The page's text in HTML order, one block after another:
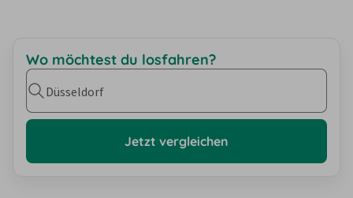
Wo möchtest du losfahren?
Düsseldorf
Jetzt vergleichen